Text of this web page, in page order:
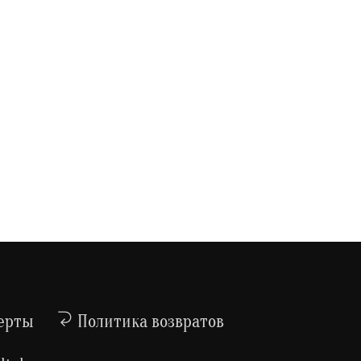
Политика возвратов